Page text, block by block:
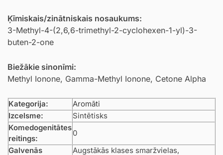
Ķīmiskais/zinātniskais nosaukums:
3-Methyl-4-(2,6,6-trimethyl-2-cyclohexen-1-yl)-3-
buten-2-one
Biežākie sinonīmi:
Methyl Ionone, Gamma-Methyl Ionone, Cetone Alpha
Kategorija:
Aromāti
Izcelsme:
Sintētisks
Komedogenitātes
reitings:
0
Galvenās
Augstākās klases smaržvielas,